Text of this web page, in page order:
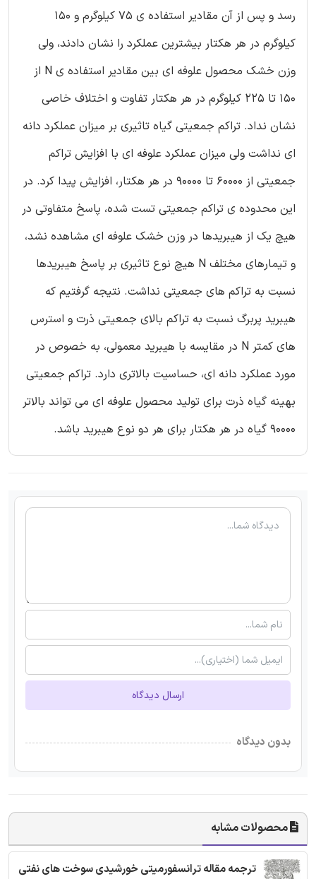
رسد و پس از آن مقادیر استفاده ی 75 کیلوگرم و 150
کیلوگرم در هر هکتار بیشترین عملکرد را نشان دادند، ولی
وزن خشک محصول علوفه ای بین مقادیر استفاده ی N از
150 تا 225 کیلوگرم در هر هکتار تفاوت و اختلاف خاصی
نشان نداد. تراکم جمعیتی گیاه تاثیری بر میزان عملکرد دانه
ای نداشت ولی میزان عملکرد علوفه ای با افزایش تراکم
جمعیتی از 60000 تا 90000 در هر هکتار، افزایش پیدا کرد. در
این محدوده ی تراکم جمعیتی تست شده، پاسخ متفاوتی در
هیچ یک از هیبریدها در وزن خشک علوفه ای مشاهده نشد،
و تیمارهای مختلف N هیچ نوع تاثیری بر پاسخ هیبریدها
نسبت به تراکم های جمعیتی نداشت. نتیجه گرفتیم که
هیبرید پربرگ نسبت به تراکم بالای جمعیتی ذرت و استرس
های کمتر N در مقایسه با هیبرید معمولی، به خصوص در
مورد عملکرد دانه ای، حساسیت بالاتری دارد. تراکم جمعیتی
بهینه گیاه ذرت برای تولید محصول علوفه ای می تواند بالاتر
90000 گیاه در هر هکتار برای هر دو نوع هیبرید باشد.
ارسال دیدگاه
بدون دیدگاه
محصولات مشابه
ترجمه مقاله ترانسفورمیتی خورشیدی سوخت های نفتی